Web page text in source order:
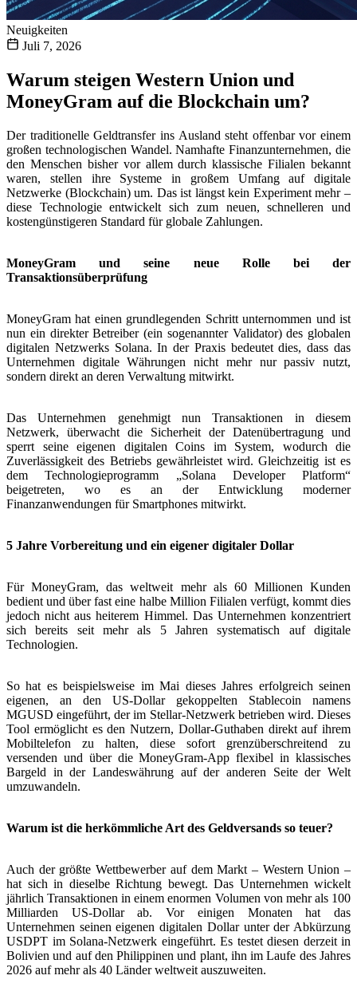
Neuigkeiten
Juli 7, 2026
Warum steigen Western Union und
MoneyGram auf die Blockchain um?
Der traditionelle Geldtransfer ins Ausland steht offenbar vor einem
großen technologischen Wandel. Namhafte Finanzunternehmen, die
den Menschen bisher vor allem durch klassische Filialen bekannt
waren, stellen ihre Systeme in großem Umfang auf digitale
Netzwerke (Blockchain) um. Das ist längst kein Experiment mehr –
diese Technologie entwickelt sich zum neuen, schnelleren und
kostengünstigeren Standard für globale Zahlungen.
MoneyGram und seine neue Rolle bei der
Transaktionsüberprüfung
MoneyGram hat einen grundlegenden Schritt unternommen und ist
nun ein direkter Betreiber (ein sogenannter Validator) des globalen
digitalen Netzwerks Solana. In der Praxis bedeutet dies, dass das
Unternehmen digitale Währungen nicht mehr nur passiv nutzt,
sondern direkt an deren Verwaltung mitwirkt.
Das Unternehmen genehmigt nun Transaktionen in diesem
Netzwerk, überwacht die Sicherheit der Datenübertragung und
sperrt seine eigenen digitalen Coins im System, wodurch die
Zuverlässigkeit des Betriebs gewährleistet wird. Gleichzeitig ist es
dem Technologieprogramm „Solana Developer Platform“
beigetreten, wo es an der Entwicklung moderner
Finanzanwendungen für Smartphones mitwirkt.
5 Jahre Vorbereitung und ein eigener digitaler Dollar
Für MoneyGram, das weltweit mehr als 60 Millionen Kunden
bedient und über fast eine halbe Million Filialen verfügt, kommt dies
jedoch nicht aus heiterem Himmel. Das Unternehmen konzentriert
sich bereits seit mehr als 5 Jahren systematisch auf digitale
Technologien.
So hat es beispielsweise im Mai dieses Jahres erfolgreich seinen
eigenen, an den US-Dollar gekoppelten Stablecoin namens
MGUSD eingeführt, der im Stellar-Netzwerk betrieben wird. Dieses
Tool ermöglicht es den Nutzern, Dollar-Guthaben direkt auf ihrem
Mobiltelefon zu halten, diese sofort grenzüberschreitend zu
versenden und über die MoneyGram-App flexibel in klassisches
Bargeld in der Landeswährung auf der anderen Seite der Welt
umzuwandeln.
Warum ist die herkömmliche Art des Geldversands so teuer?
Auch der größte Wettbewerber auf dem Markt – Western Union –
hat sich in dieselbe Richtung bewegt. Das Unternehmen wickelt
jährlich Transaktionen in einem enormen Volumen von mehr als 100
Milliarden US-Dollar ab. Vor einigen Monaten hat das
Unternehmen seinen eigenen digitalen Dollar unter der Abkürzung
USDPT im Solana-Netzwerk eingeführt. Es testet diesen derzeit in
Bolivien und auf den Philippinen und plant, ihn im Laufe des Jahres
2026 auf mehr als 40 Länder weltweit auszuweiten.